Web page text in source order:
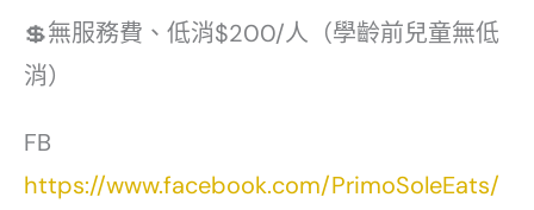
💲無服務費、低消$200/人（學齡前兒童無低
消）
FB
https://www.facebook.com/PrimoSoleEats/